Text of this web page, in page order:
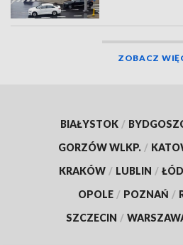
ZOBACZ
BIAŁYSTOK /
GORZÓW WLKP. /
KRAKÓW / LUBLIN /
OPOLE / POZNAŃ /
SZCZECIN /